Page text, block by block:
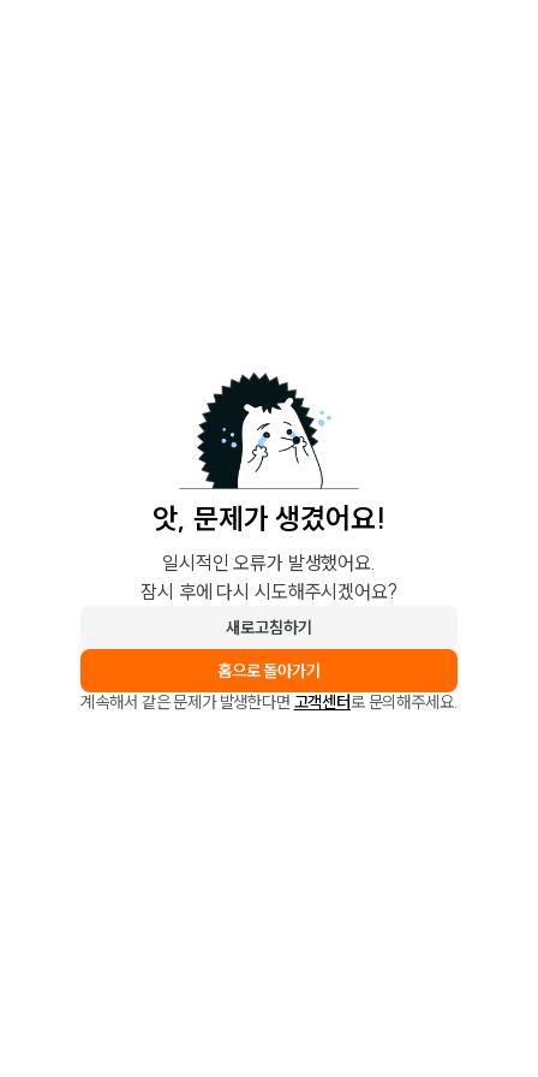
앗, 문제가 생겼어요!
일시적인 오류가 발생했어요.
잠시 후에 다시 시도해주시겠어요?
새로고침하기
홈으로 돌아가기
계속해서 같은 문제가 발생한다면 고객센터로 문의해주세요.